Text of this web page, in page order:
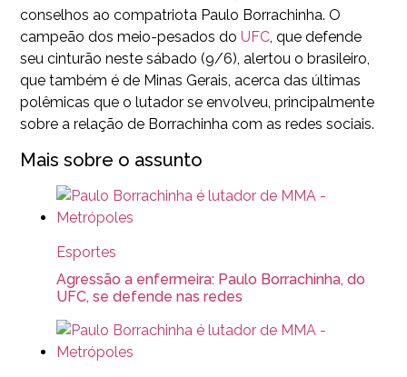
conselhos ao compatriota Paulo Borrachinha. O
campeão dos meio-pesados do UFC, que defende
seu cinturão neste sábado (9/6), alertou o brasileiro,
que também é de Minas Gerais, acerca das últimas
polêmicas que o lutador se envolveu, principalmente
sobre a relação de Borrachinha com as redes sociais.
Mais sobre o assunto
Esportes
Agressão a enfermeira: Paulo Borrachinha, do
UFC, se defende nas redes